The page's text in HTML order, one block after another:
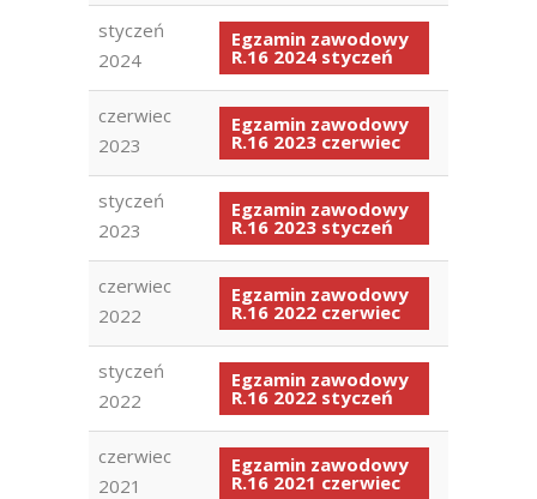
styczeń
2024
Egzamin zawodowy
R.16 2024 styczeń
czerwiec
2023
Egzamin zawodowy
R.16 2023 czerwiec
styczeń
2023
Egzamin zawodowy
R.16 2023 styczeń
czerwiec
2022
Egzamin zawodowy
R.16 2022 czerwiec
styczeń
2022
Egzamin zawodowy
R.16 2022 styczeń
czerwiec
2021
Egzamin zawodowy
R.16 2021 czerwiec